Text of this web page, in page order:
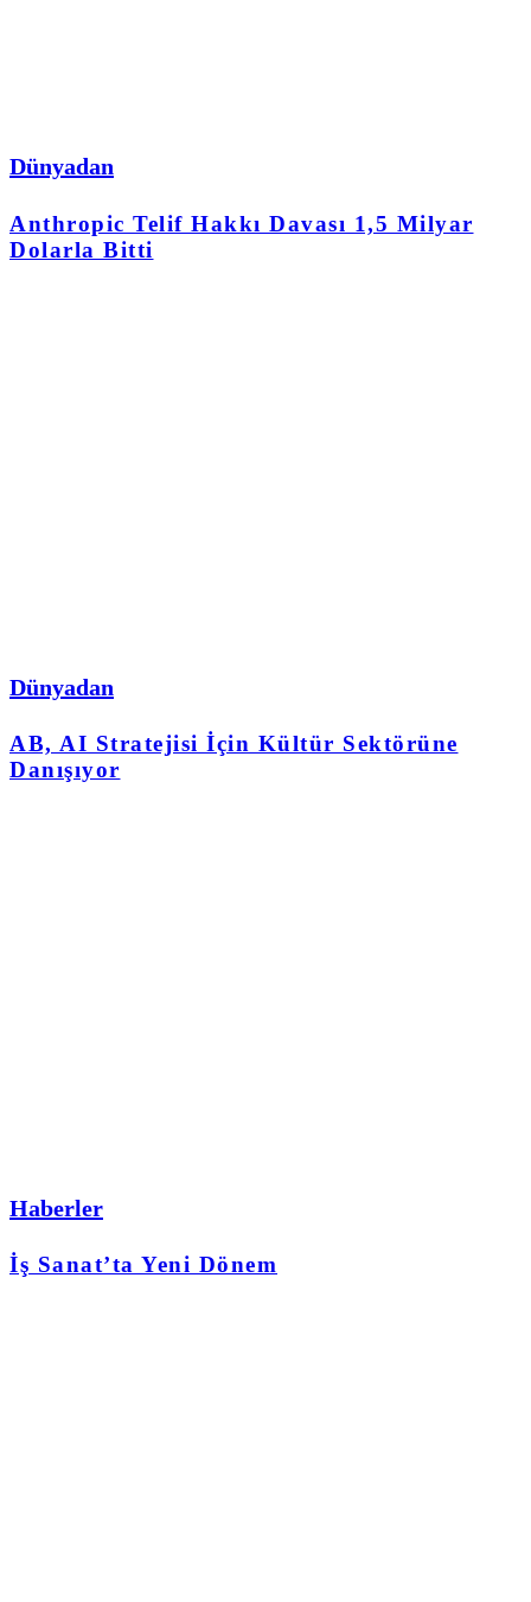
Dünyadan
Anthropic Telif Hakkı Davası 1,5 Milyar
Dolarla Bitti
Dünyadan
AB, AI Stratejisi İçin Kültür Sektörüne
Danışıyor
Haberler
İş Sanat’ta Yeni Dönem